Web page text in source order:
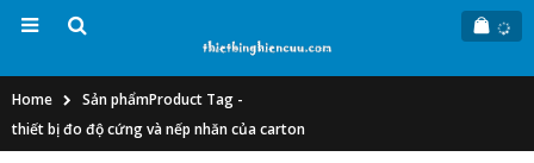
Home Sản phẩmProduct Tag -
thiết bị đo độ cứng và nếp nhăn của carton